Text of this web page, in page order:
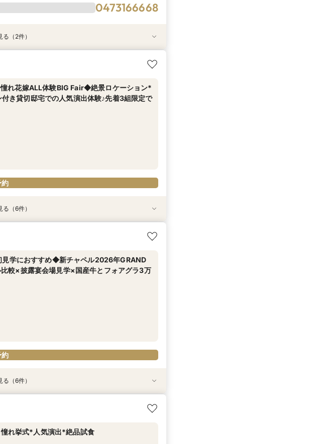
0473166668
通16分＆駅から無料送迎バス付き！最大130
ント★／
出*選べる特典付き花嫁Fair
（2件）
れ花嫁ALL体験BIG Fair◆絶景ロケーション*
き貸切邸宅での人気演出体験♪先着3組限定で
約
通16分＆駅から無料送迎バス付き！最大130
ト★／
ガーデン邸宅×人気演出♪
ラ試食◆上質なおもてなし
三ツ星シェフ特製の美食体験
体験×絶品国産牛フィレ試食
別相談会*国産牛フィレ試食
（6件）
見学におすすめ◆新チャペル2026年GRAND
較×披露宴会場見学×国産牛とフォアグラ3万
約
通16分＆駅から無料送迎バス付き！最大130
ント★／
ラ試食◆上質なおもてなし
三ツ星シェフ特製の美食体験
体験×絶品国産牛フィレ試食
出*選べる特典付き花嫁Fair
別相談会*国産牛フィレ試食
（6件）
れ挙式*人気演出*絶品試食